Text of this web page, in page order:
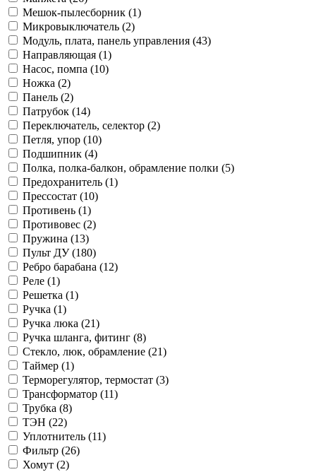
Мешок-пылесборник (1)
Микровыключатель (2)
Модуль, плата, панель управления (43)
Направляющая (1)
Насос, помпа (10)
Ножка (2)
Панель (2)
Патрубок (14)
Переключатель, селектор (2)
Петля, упор (10)
Подшипник (4)
Полка, полка-балкон, обрамление полки (5)
Предохранитель (1)
Прессостат (10)
Противень (1)
Противовес (2)
Пружина (13)
Пульт ДУ (180)
Ребро барабана (12)
Реле (1)
Решетка (1)
Ручка (1)
Ручка люка (21)
Ручка шланга, фитинг (8)
Стекло, люк, обрамление (21)
Таймер (1)
Терморегулятор, термостат (3)
Трансформатор (11)
Трубка (8)
ТЭН (22)
Уплотнитель (11)
Фильтр (26)
Хомут (2)